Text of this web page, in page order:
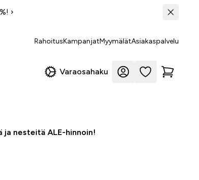
›
RahoitusKampanjatMyymälätAsiakaspalvelu
Varaosahaku
ja nesteitä ALE-hinnoin!